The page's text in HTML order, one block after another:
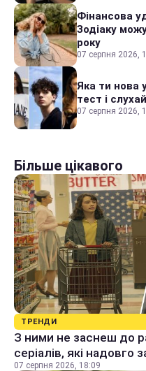
Фінансова
Зодіаку
року
07 серпня 2026,
Яка ти нова
тест і
07 серпня 2026,
Більше цікавого
ТРЕНДИ
З ними не заснеш до
серіалів, які надовго
07 серпня 2026, 18:09